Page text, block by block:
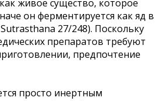
живое существо, которое
он ферментируется как яд в
27/248). Поскольку
препаратов требуют
предпочтение
просто инертным